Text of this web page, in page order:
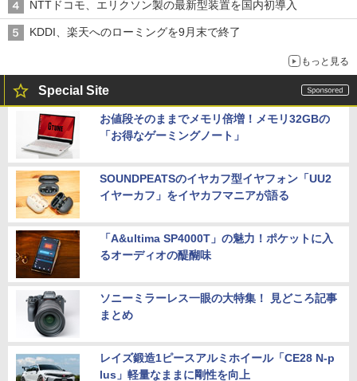
NTTドコモ、エリクソン製の最新型装置を国内初導入
KDDI、楽天へのローミングを9月末で終了
もっと見る
Special Site
お値段そのままでメモリ倍増！メモリ32GBの
「お得なゲーミングノート」
SOUNDPEATSのイヤカフ型イヤフォン「UU2
イヤーカフ」をイヤカフマニアが語る
「A&ultima SP4000T」の魅力！ポケットに入
るオーディオの醍醐味
ソニーミラーレス一眼の大特集！ 見どころ記事
まとめ
レイズ鍛造1ピースアルミホイール「CE28 N-p
lus」軽量なままに剛性を向上